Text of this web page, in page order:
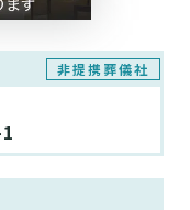
非提携葬儀社